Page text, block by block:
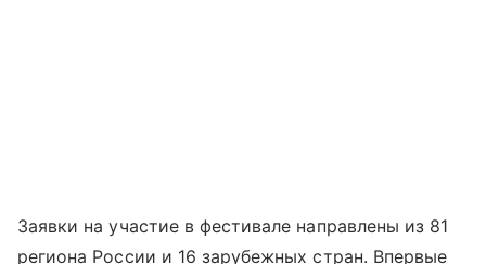
Заявки на участие в фестивале направлены из 81
региона России и 16 зарубежных стран. Впервые